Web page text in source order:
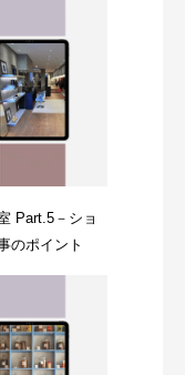
Part.5－ショ
のポイント